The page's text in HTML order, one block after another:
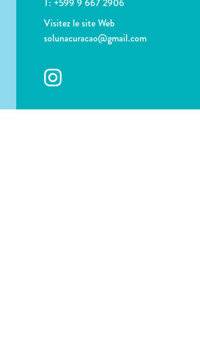
T: +599 9 667 2906
Visitez le site Web
solunacuracao@gmail.com